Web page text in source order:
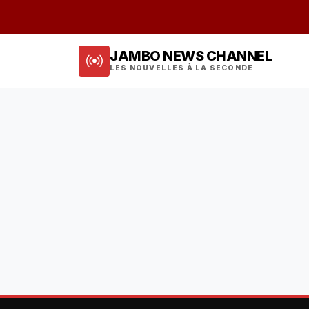
JAMBO NEWS CHANNEL
LES NOUVELLES À LA SECONDE